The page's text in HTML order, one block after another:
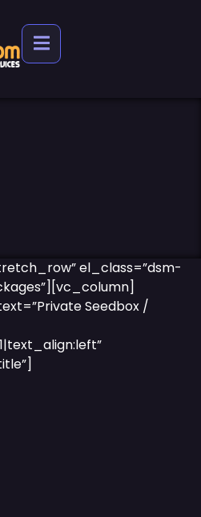
el_class=”dsm-
Seedbox /